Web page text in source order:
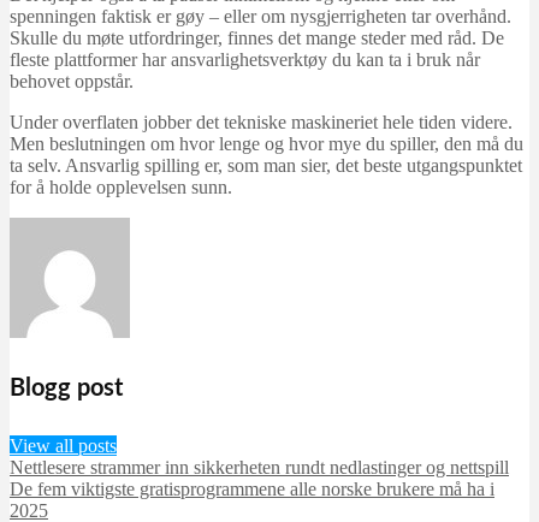
spenningen faktisk er gøy – eller om nysgjerrigheten tar overhånd.
Skulle du møte utfordringer, finnes det mange steder med råd. De
fleste plattformer har ansvarlighetsverktøy du kan ta i bruk når
behovet oppstår.
Under overflaten jobber det tekniske maskineriet hele tiden videre.
Men beslutningen om hvor lenge og hvor mye du spiller, den må du
ta selv. Ansvarlig spilling er, som man sier, det beste utgangspunktet
for å holde opplevelsen sunn.
Blogg post
View all posts
Nettlesere strammer inn sikkerheten rundt nedlastinger og nettspill
De fem viktigste gratisprogrammene alle norske brukere må ha i
2025